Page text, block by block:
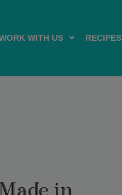
WITH US RECIPES